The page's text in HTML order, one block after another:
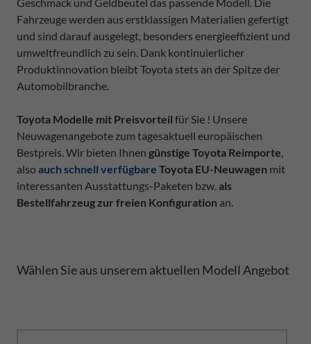
Fahrzeuge werden aus erstklassigen Materialien gefertigt
und sind darauf ausgelegt, besonders energieeffizient und
umweltfreundlich zu sein. Dank kontinuierlicher
Produktinnovation bleibt Toyota stets an der Spitze der
Automobilbranche.
Toyota Modelle mit Preisvorteil für Sie ! Unsere
Neuwagenangebote zum tagesaktuell europäischen
Bestpreis. Wir bieten Ihnen günstige Toyota Reimporte,
also auch schnell verfügbare Toyota EU-Neuwagen mit
interessanten Ausstattungs-Paketen bzw.als
Bestellfahrzeug zur freien Konfiguration an.
Wählen Sie aus unserem aktuellen Modell Angebot